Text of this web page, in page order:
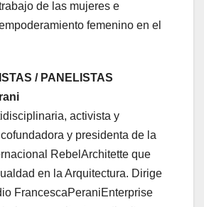
de las mujeres e
femenino en el
/ PANELISTAS
activista y
y presidenta de la
RebelArchitette que
en la Arquitectura. Dirige
FrancescaPeraniEnterprise